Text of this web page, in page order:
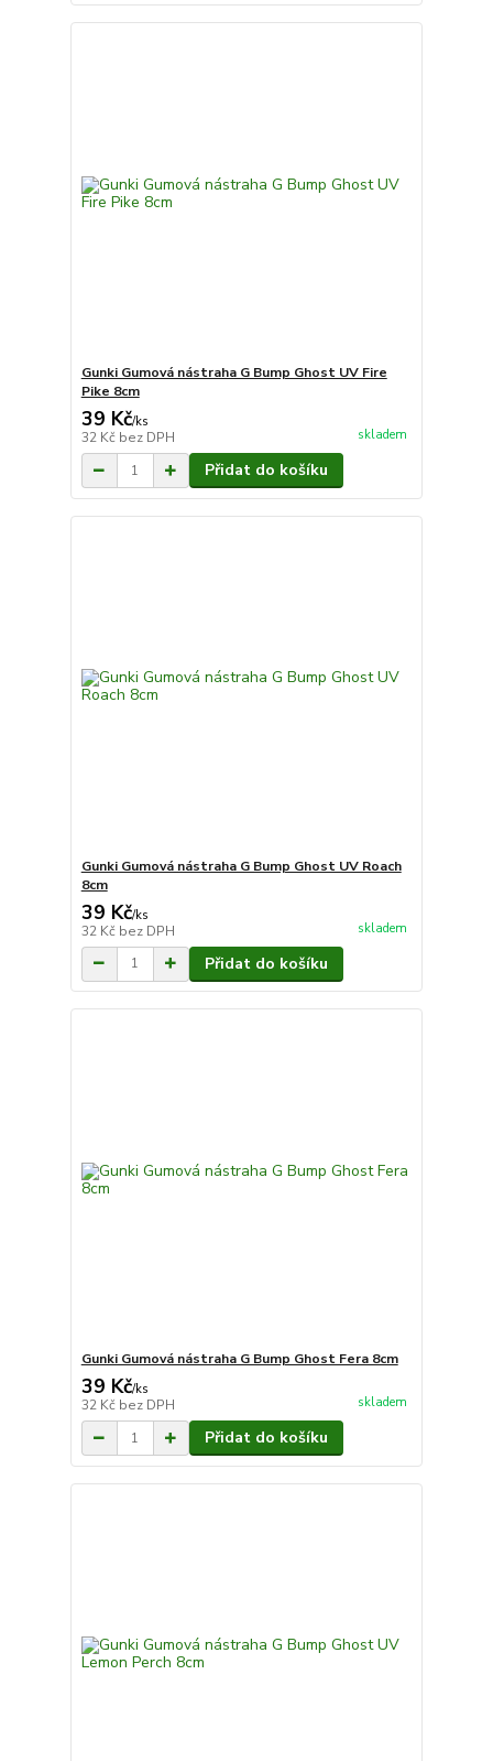
Gunki Gumová nástraha G Bump Ghost UV Fire
Pike 8cm
39 Kč/ks
32 Kč bez DPH skladem
Přidat do košíku
Gunki Gumová nástraha G Bump Ghost UV Roach
8cm
39 Kč/ks
32 Kč bez DPH skladem
Přidat do košíku
Gunki Gumová nástraha G Bump Ghost Fera 8cm
39 Kč/ks
32 Kč bez DPH skladem
Přidat do košíku